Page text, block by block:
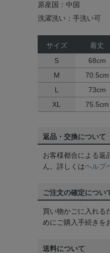
原産国：中国
洗濯洗い：手洗い可
サイズ
着丈
S
68cm
M
70.5cm
L
73cm
XL
75.5cm
返品・交換について
お客様都合による返
ん。詳しくはヘルプ
ご注文の確定につい
買い物かごに入れる
めにご購入手続きを
送料について